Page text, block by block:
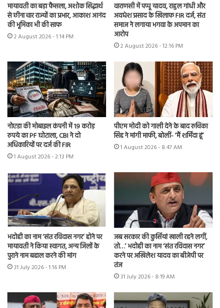
मायावती का बड़ा फैसला, अशोक सिद्धार्थ
से छीना चार राज्यों का प्रभार, आकाश आनंद
की भूमिका भी की साफ
2 August 2026 - 1:14 PM
वाराणसी में पप्पू यादव, राहुल गांधी और
अवधेश प्रसाद के खिलाफ FIR दर्ज, संत
समाज ने लगाया भगवा के अपमान का
आरोप
2 August 2026 - 12:16 PM
नोएडा की मोबाइल कंपनी में 19 करोड़
रुपये का PF घोटाला, CBI ने दो
अधिकारियों पर दर्ज की FIR
1 August 2026 - 2:13 PM
पीएम मोदी को गाली देने के बाद रुचिका
सिंह ने मांगी माफी, बोलीं- ‘मैं शर्मिंदा हूं’
1 August 2026 - 8:47 AM
भदोही का नाम ‘संत रविदास नगर’ होने पर
मायावती ने किया स्वागत, अन्य जिलों के
पुराने नाम बहाल करने की मांग
31 July 2026 - 1:16 PM
जब सरकार की कुर्सियां खाली रहने लगीं,
तो…’ भदोही का नाम ‘संत रविदास नगर’
करने पर अखिलेश यादव का बीजेपी पर
तंज
31 July 2026 - 8:19 AM